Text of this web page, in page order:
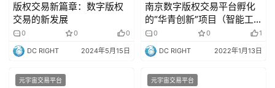
版权交易新篇章：数字版权
交易的新发展
0 0 0
DC RIGHT 2024年5月15日
南京数字版权交易平台孵化
的“华青创新”项目（智能工
业云平台及行业解决方案评
为领军人才项目落地苏州吴
江区）APP正式上线
0 0 1
DC RIGHT 2022年1月13日
元宇宙交易平台 元宇宙交易平台